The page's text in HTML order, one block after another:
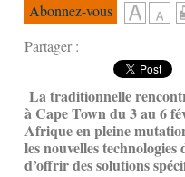
Abonnez-vous
Partager :
La traditionnelle
à Cape Town du 3 au 6
Afrique en pleine
les nouvelles
d’offrir des solutions